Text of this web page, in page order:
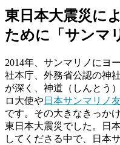
東日本大震災に
ために「サンマ
2014年、サンマリノにヨ
社本庁、外務省公認の神
が深く、神道（しんとう
ロ大使や日本サンマリノ
です。その大きなきっか
東日本大震災でした。日
してくださる中で、日本